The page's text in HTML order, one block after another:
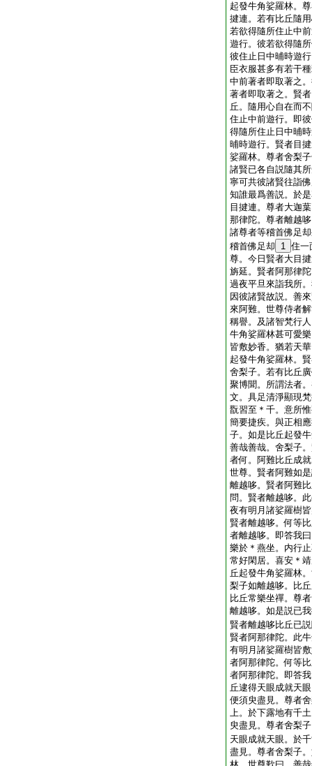
起發牛角娑羅林。
揵連。若有比丘隨
若欲得隨所住止中
遊行。彼若欲得隨
彼住止日中晡時遊
臣衣服甚多有若干
中前著者即取著之
著者即取著之。賢
丘。隨用心自在而
住止中前遊行。即
得隨所住止日中晡
晡時遊行。賢者目
娑羅林。尊者舍梨
諸賢已各自説隨其
寧可共彼諸賢往詣
知誰最爲善説。於
目揵連。尊者大迦
那律陀。尊者離越
諸尊者等稽首佛足
稽首佛足却
1 住一
尊。今日賢者大目
旃延。賢者阿那律
過夜平旦來詣我所
因彼諸賢故説。善
來阿難。世尊侍者
稱譽。及諸智梵行
牛角娑羅林甚可愛
皆敷妙香。猶若天
起發牛角娑羅林。
舍梨子。若有比丘
聚博聞。所謂法者
文。具足清淨顯現
翫習至＊千。意所
簡要捷疾。與正相
子。如是比丘起發
善哉善哉。舍梨子
者何。阿難比丘成
世尊。賢者阿難如
離越哆。賢者阿難
問。賢者離越哆。
夜有明月諸娑羅樹
賢者離越哆。何等
者離越哆。即答我
樂於＊燕坐。内行
常好閑居。喜安＊
丘起發牛角娑羅林
梨子如離越哆。比
比丘常樂坐禪。尊
離越哆。如是説已
賢者離越哆比丘已
賢者阿那律陀。此
有明月諸娑羅樹皆
者阿那律陀。何等
者阿那律陀。即答
丘逮得天眼成就天
便須臾盡見。尊者
上。於下露地有千
臾盡見。尊者舍梨
天眼成就天眼。於
盡見。尊者舍梨子